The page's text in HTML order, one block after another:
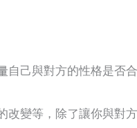
己與對方的性格是否合
變等，除了讓你與對